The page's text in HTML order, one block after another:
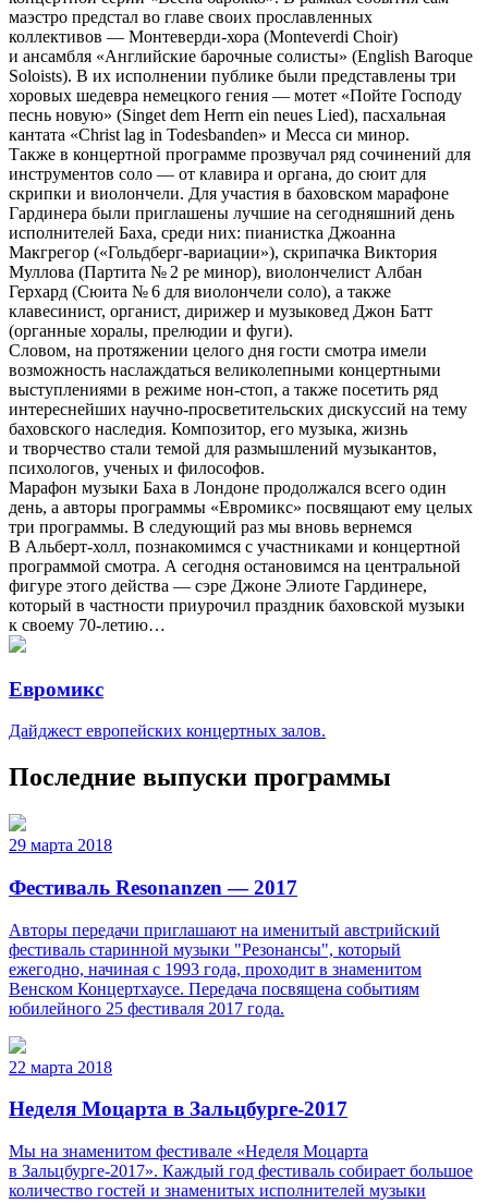
маэстро предстал во главе своих прославленных
коллективов — Монтеверди-хора (Monteverdi Choir)
и ансамбля «Английские барочные солисты» (English Baroque
Soloists). В их исполнении публике были представлены три
хоровых шедевра немецкого гения — мотет «Пойте Господу
песнь новую» (Singet dem Herrn ein neues Lied), пасхальная
кантата «Christ lag in Todesbanden» и Месса си минор.
Также в концертной программе прозвучал ряд сочинений для
инструментов соло — от клавира и органа, до сюит для
скрипки и виолончели. Для участия в баховском марафоне
Гардинера были приглашены лучшие на сегодняшний день
исполнителей Баха, среди них: пианистка Джоанна
Макгрегор («Гольдберг-вариации»), скрипачка Виктория
Муллова (Партита № 2 ре минор), виолончелист Албан
Герхард (Сюита № 6 для виолончели соло), а также
клавесинист, органист, дирижер и музыковед Джон Батт
(органные хоралы, прелюдии и фуги).
Словом, на протяжении целого дня гости смотра имели
возможность наслаждаться великолепными концертными
выступлениями в режиме нон-стоп, а также посетить ряд
интереснейших научно-просветительских дискуссий на тему
баховского наследия. Композитор, его музыка, жизнь
и творчество стали темой для размышлений музыкантов,
психологов, ученых и философов.
Марафон музыки Баха в Лондоне продолжался всего один
день, а авторы программы «Евромикс» посвящают ему целых
три программы. В следующий раз мы вновь вернемся
В Альберт-холл, познакомимся с участниками и концертной
программой смотра. А сегодня остановимся на центральной
фигуре этого действа — сэре Джоне Элиоте Гардинере,
который в частности приурочил праздник баховской музыки
к своему 70-летию…
Евромикс
Дайджест европейских концертных залов.
Последние выпуски программы
29 марта 2018
Фестиваль Resonanzen — 2017
Авторы передачи приглашают на именитый австрийский
фестиваль старинной музыки "Резонансы", который
ежегодно, начиная с 1993 года, проходит в знаменитом
Венском Концертхаусе. Передача посвящена событиям
юбилейного 25 фестиваля 2017 года.
22 марта 2018
Неделя Моцарта в Зальцбурге-2017
Мы на знаменитом фестивале «Неделя Моцарта
в Зальцбурге-2017». Каждый год фестиваль собирает большое
количество гостей и знаменитых исполнителей музыки